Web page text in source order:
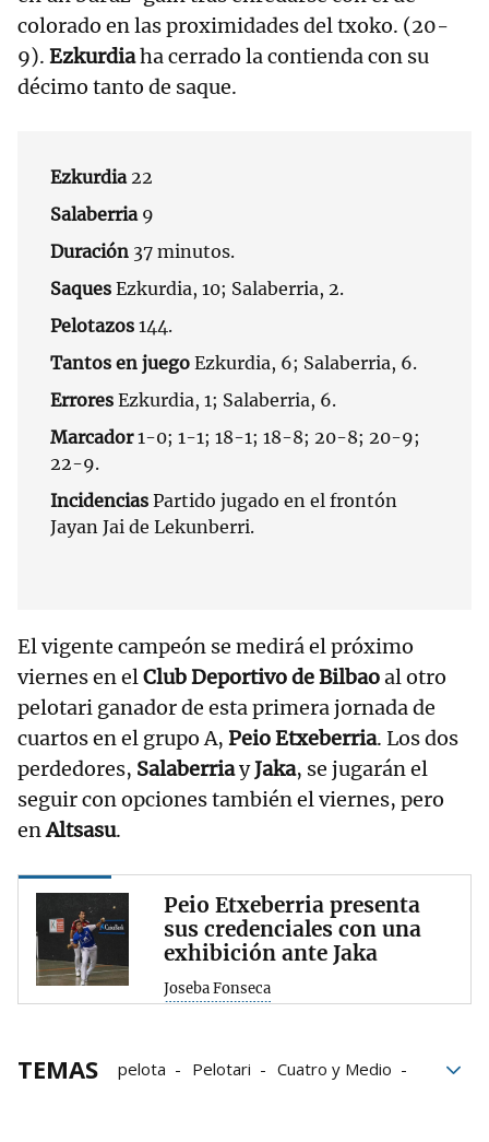
colorado en las proximidades del txoko. (20-
9). Ezkurdiaha cerrado la contienda con su
décimo tanto de saque.
Ezkurdia22
Salaberria 9
Duración 37 minutos.
Saques Ezkurdia, 10; Salaberria, 2.
Pelotazos 144.
Tantos en juego Ezkurdia, 6; Salaberria, 6.
Errores Ezkurdia, 1; Salaberria, 6.
Marcador1-0; 1-1; 18-1; 18-8; 20-8; 20-9;
22-9.
Incidencias Partido jugado en el frontón
Jayan Jai de Lekunberri.
El vigente campeón se medirá el próximo
viernes en elClub Deportivo de Bilbaoal otro
pelotari ganador de esta primera jornada de
cuartos en el grupo A, Peio Etxeberria. Los dos
perdedores, SalaberriayJaka, se jugarán el
seguir con opciones también el viernes, pero
enAltsasu.
Peio Etxeberria presenta
sus credenciales con una
exhibición ante Jaka
Joseba Fonseca
TEMAS pelota Pelotari
Cuatro y Medio